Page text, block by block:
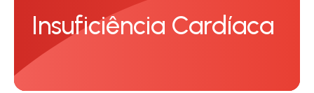
Insuficiência Cardíaca